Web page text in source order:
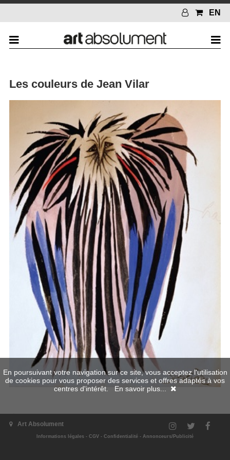
EN
Les couleurs de Jean Vilar
L'exposition
Art Absolument
Informations légales - CGV - Confidentialité - Annonceurs/Publicité
En poursuivant votre navigation sur ce site, vous acceptez l'utilisation
de cookies pour vous proposer des services et offres adaptés à vos
centres d'intérêt. En savoir plus...